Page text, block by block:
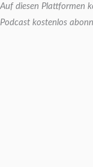
Auf diesen Plattformen
Podcast kostenlos